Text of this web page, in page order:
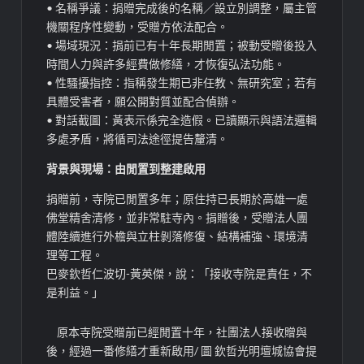
• 名稱爭議：捐贈完成後的名稱／設立別調整，屬主管
機關程序性變動，受贈方依法配合。
• 場域現況：捐前已有十年長期閒置；被動受贈後投入
時間人力與許多經費做修繕，才恢復弘法功能。
• 性騷擾指控：指稱發生期已非任教、無研究室；若有
具體受害者，願公開對質並配合偵辦。
• 對話截圖：黃表示係完全造假。已讀顯示與語法邏輯
多處矛盾，將循司法途徑提告釐清。
背景與現場：由閒置到整建啟用
捐贈前，寺院已閒置多年；原住持已長期於高雄一處
佛堂精舍清修，並非常駐寺內。捐贈後，受贈法人團
體陸續進行外檐與立柱剝落修復、結構補強、環境清
理等工程。
巴麥欽哲仁波切-黃英傑，說：「接收寺院是責任，不
是利益。」
原本寺院受贈前已經閒置十年，社團法人接收贈與
後，經過一番修繕才重新啟用/ 圖 欽哲光明壇城協會提